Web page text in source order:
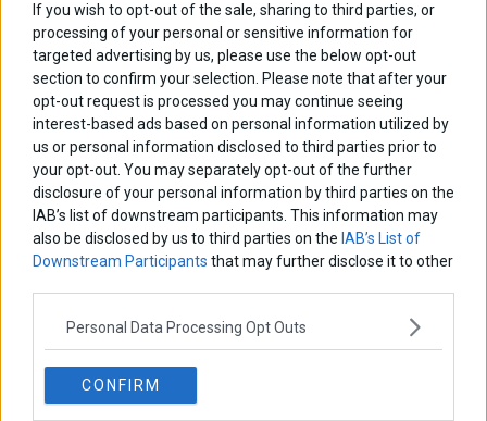
If you wish to opt-out of the sale, sharing to third parties, or
processing of your personal or sensitive information for
targeted advertising by us, please use the below opt-out
section to confirm your selection. Please note that after your
opt-out request is processed you may continue seeing
interest-based ads based on personal information utilized by
us or personal information disclosed to third parties prior to
your opt-out. You may separately opt-out of the further
disclosure of your personal information by third parties on the
IAB’s list of downstream participants. This information may
also be disclosed by us to third parties on the IAB’s List of
Downstream Participants that may further disclose it to other
Personal Data Processing Opt Outs
CONFIRM
ΑΡΘΡΟΓΡΑΦΟΙ
Ελευθερία Κούρταλη
Οι «τιμωροί» των ομολόγων επέστρεψαν
Σταματίνα Σταματάκου
Η βία κατά των ζώων δεν αντέχει βολικές ερμηνείες